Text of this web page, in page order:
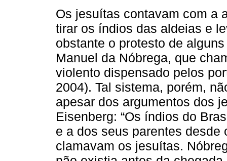
Os jesuítas contavam com a
tirar os índios das aldeias e
obstante o protesto de
Manuel da Nóbrega, que
violento dispensado pelos
2004). Tal sistema, porém,
apesar dos argumentos dos
Eisenberg: “Os índios do
e a dos seus parentes
clamavam os jesuítas.